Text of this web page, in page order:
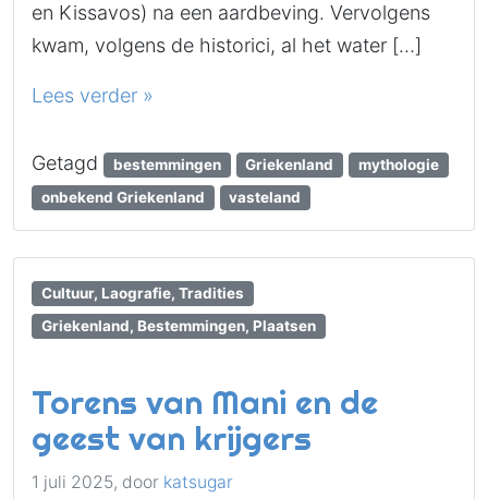
en Kissavos) na een aardbeving. Vervolgens
kwam, volgens de historici, al het water […]
Lees verder »
Getagd bestemmingen Griekenland
mythologie
onbekend Griekenland
vasteland
Cultuur, Laografie, Tradities
Griekenland, Bestemmingen, Plaatsen
Torens van Mani en de
geest van krijgers
1 juli 2025, door katsugar